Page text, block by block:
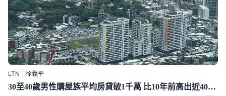
LTN｜徐義平
30至40歲男性購屋族平均房貸破1千萬 比10年前高出近400萬